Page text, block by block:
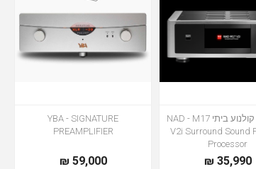
פרוססור קולנוע ביתי NAD - M17
V2i Surround Sound
Processor
35,990 ₪
YBA - SIGNATURE
PREAMPLIFIER
59,000 ₪